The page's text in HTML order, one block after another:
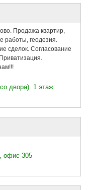
Продажа квартир,
работы, геодезия.
сделок. Согласование
двора). 1 этаж.
офис 305